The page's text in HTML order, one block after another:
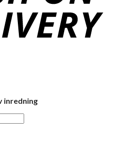
inredning